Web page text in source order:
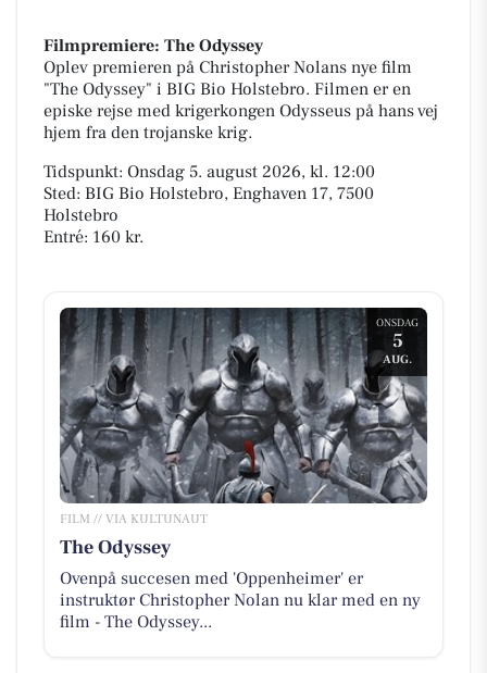
Filmpremiere: The Odyssey
Oplev premieren på Christopher Nolans nye film
"The Odyssey" i BIG Bio Holstebro. Filmen er en
episke rejse med krigerkongen Odysseus på hans vej
hjem fra den trojanske krig.
Tidspunkt: Onsdag 5. august 2026, kl. 12:00
Sted: BIG Bio Holstebro, Enghaven 17, 7500
Holstebro
Entré: 160 kr.
ONSDAG
5
AUG.
FILM // VIA KULTUNAUT
The Odyssey
Ovenpå succesen med 'Oppenheimer' er
instruktør Christopher Nolan nu klar med en ny
film - The Odyssey...